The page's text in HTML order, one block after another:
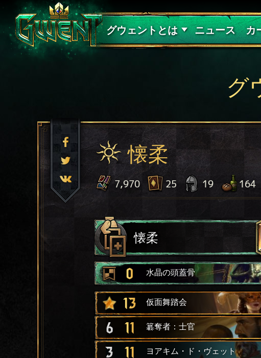
グウェントとは
サポート
ニュース カ
紅
グ
懐柔
7,970 25 19 164
懐柔
0 水晶の頭蓋骨
13 仮面舞踏会
6 11 簒奪者：士官
3 11 ヨアキム・ド・ヴェット